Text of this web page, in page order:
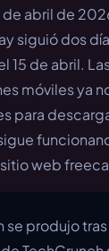
de abril de
siguió dos
15 de abril.
móviles ya
para
web
se produjo tras